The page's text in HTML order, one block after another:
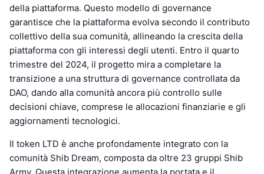
della piattaforma. Questo modello di governance
garantisce che la piattaforma evolva secondo il contributo
collettivo della sua comunità, allineando la crescita della
piattaforma con gli interessi degli utenti. Entro il quarto
trimestre del 2024, il progetto mira a completare la
transizione a una struttura di governance controllata da
DAO, dando alla comunità ancora più controllo sulle
decisioni chiave, comprese le allocazioni finanziarie e gli
aggiornamenti tecnologici.
Il token LTD è anche profondamente integrato con la
comunità Shib Dream, composta da oltre 23 gruppi Shib
Army. Questa integrazione aumenta la portata e il